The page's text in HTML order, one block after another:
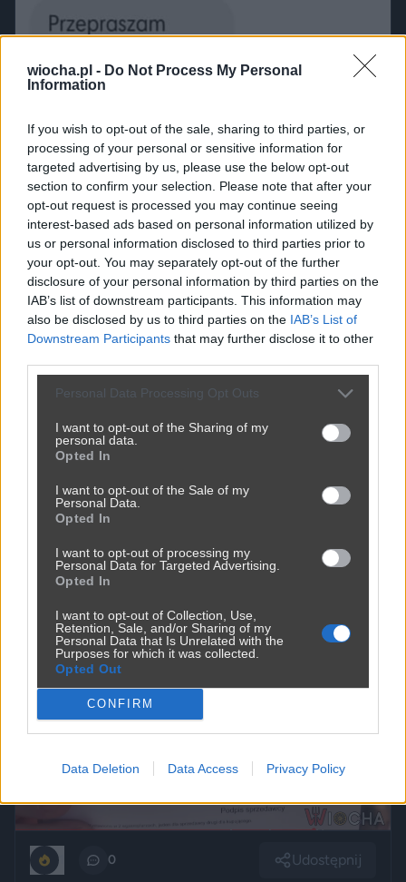
wiocha.pl - Do Not Process My Personal
Information
If you wish to opt-out of the sale, sharing to third parties, or
processing of your personal or sensitive information for
targeted advertising by us, please use the below opt-out
section to confirm your selection. Please note that after your
opt-out request is processed you may continue seeing
interest-based ads based on personal information utilized by
us or personal information disclosed to third parties prior to
your opt-out. You may separately opt-out of the further
disclosure of your personal information by third parties on the
IAB’s list of downstream participants. This information may
also be disclosed by us to third parties on the IAB’s List of
Downstream Participants that may further disclose it to other
Personal Data Processing Opt Outs
I want to opt-out of the Sharing of my
personal data.
Opted In
I want to opt-out of the Sale of my
Personal Data.
Opted In
I want to opt-out of processing my
Personal Data for Targeted Advertising.
Opted In
I want to opt-out of Collection, Use,
Retention, Sale, and/or Sharing of my
Personal Data that Is Unrelated with the
Purposes for which it was collected.
Opted Out
CONFIRM
Data Deletion Data Access Privacy Policy
0 0 Udostępnij
Butelka ścisłego zarachowania
przez VonWasserschwein — 8 godzin temu
Kategoria: 📦Inne
Takie genialne pomysły chyba tylko w Polsce... Strach
pomyśleć ile papieru wygenerują przy zwrocie.
0 Udostępnij